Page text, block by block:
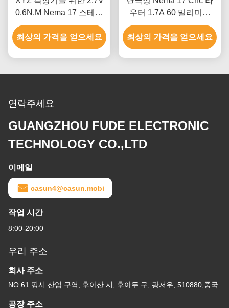
0.6N.M Nema 17 스테핑
모터
최상의 가격을 얻으세요
우터 1.7A 60 밀리미터
3018 Cnc 스텝 모터
최상의 가격을 얻으세요
연락주세요
GUANGZHOU FUDE ELECTRONIC
TECHNOLOGY CO.,LTD
이메일
casun4@casun.mobi
작업 시간
8:00-20:00
우리 주소
회사 주소
NO.61 핑시 산업 구역, 후아산 시, 후아두 구, 광저우, 510880,중국
공장 주소